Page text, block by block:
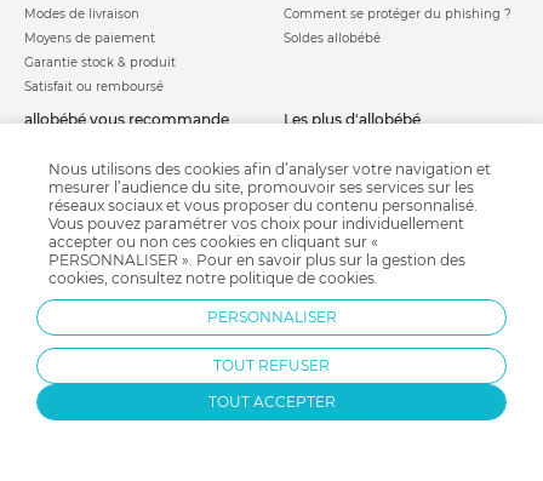
Modes de livraison
Moyens de paiement
Garantie stock & produit
Satisfait ou remboursé
Comment se protéger du phishing ?
Soldes allobébé
allobébé vous recommande
Nos labels
Nos licences
Besoin d'aide ?
FAQ
les plus d'allobébé
Infos conseils
Jeux concours
Valise de maternité
Parrainage
Paiement sécurisé
Charte qualité
Nous utilisons des cookies afin d’analyser votre navigation et
mesurer l’audience du site, promouvoir ses services sur les
réseaux sociaux et vous proposer du contenu personnalisé.
Vous pouvez paramétrer vos choix pour individuellement
accepter ou non ces cookies en cliquant sur «
PERSONNALISER ». Pour en savoir plus sur la gestion des
cookies, consultez notre politique de cookies.
PERSONNALISER
TOUT REFUSER
TOUT ACCEPTER